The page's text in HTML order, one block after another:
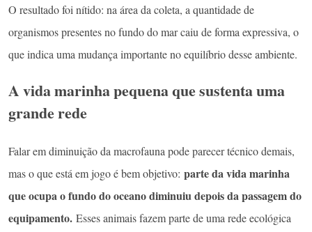
O resultado foi nítido: na área da coleta, a quantidade de
organismos presentes no fundo do mar caiu de forma expressiva, o
que indica uma mudança importante no equilíbrio desse ambiente.
A vida marinha pequena que sustenta uma
grande rede
Falar em diminuição da macrofauna pode parecer técnico demais,
mas o que está em jogo é bem objetivo: parte da vida marinha
que ocupa o fundo do oceano diminuiu depois da passagem do
equipamento. Esses animais fazem parte de uma rede ecológica